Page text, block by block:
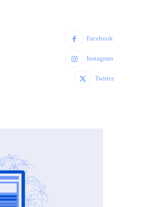
Facebook
Instagram
Twitter